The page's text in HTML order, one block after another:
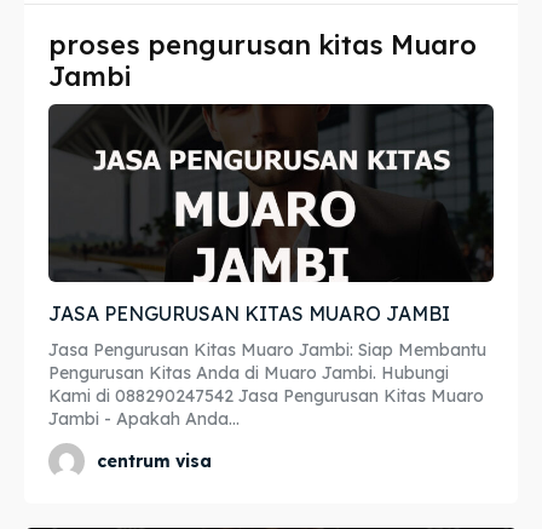
Imta
Legalisir
Apostille
Penerjemah
Asuransi
Imta
Legalisir
Apostille
Penerjemah
Asuransi
proses pengurusan kitas Muaro
Jambi
JASA PENGURUSAN KITAS MUARO JAMBI
Jasa Pengurusan Kitas Muaro Jambi: Siap Membantu
Pengurusan Kitas Anda di Muaro Jambi. Hubungi
Kami di 088290247542 Jasa Pengurusan Kitas Muaro
Jambi - Apakah Anda...
centrum visa